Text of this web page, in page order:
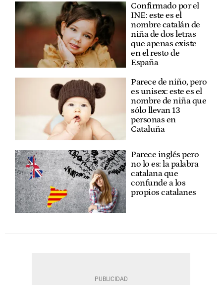
Confirmado por el
INE: este es el
nombre catalán de
niña de dos letras
que apenas existe
en el resto de
España
Parece de niño, pero
es unisex: este es el
nombre de niña que
sólo llevan 13
personas en
Cataluña
Parece inglés pero
no lo es: la palabra
catalana que
confunde a los
propios catalanes